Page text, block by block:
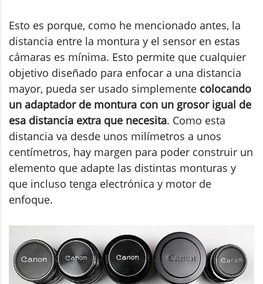
Esto es porque, como he mencionado antes, la
distancia entre la montura y el sensor en estas
cámaras es mínima. Esto permite que cualquier
objetivo diseñado para enfocar a una distancia
mayor, pueda ser usado simplemente colocando
un adaptador de montura con un grosor igual de
esa distancia extra que necesita. Como esta
distancia va desde unos milímetros a unos
centímetros, hay margen para poder construir un
elemento que adapte las distintas monturas y
que incluso tenga electrónica y motor de
enfoque.